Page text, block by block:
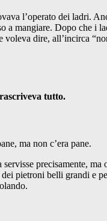
l’operato dei ladri.
mangiare. Dopo che i
dire, all’incirca
tutto.
ma non c’era pane.
precisamente,
pietroni belli grandi e